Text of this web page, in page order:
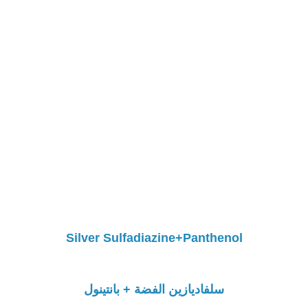
Silver Sulfadiazine+Panthenol
سلفاديازين الفضة + بانتينول